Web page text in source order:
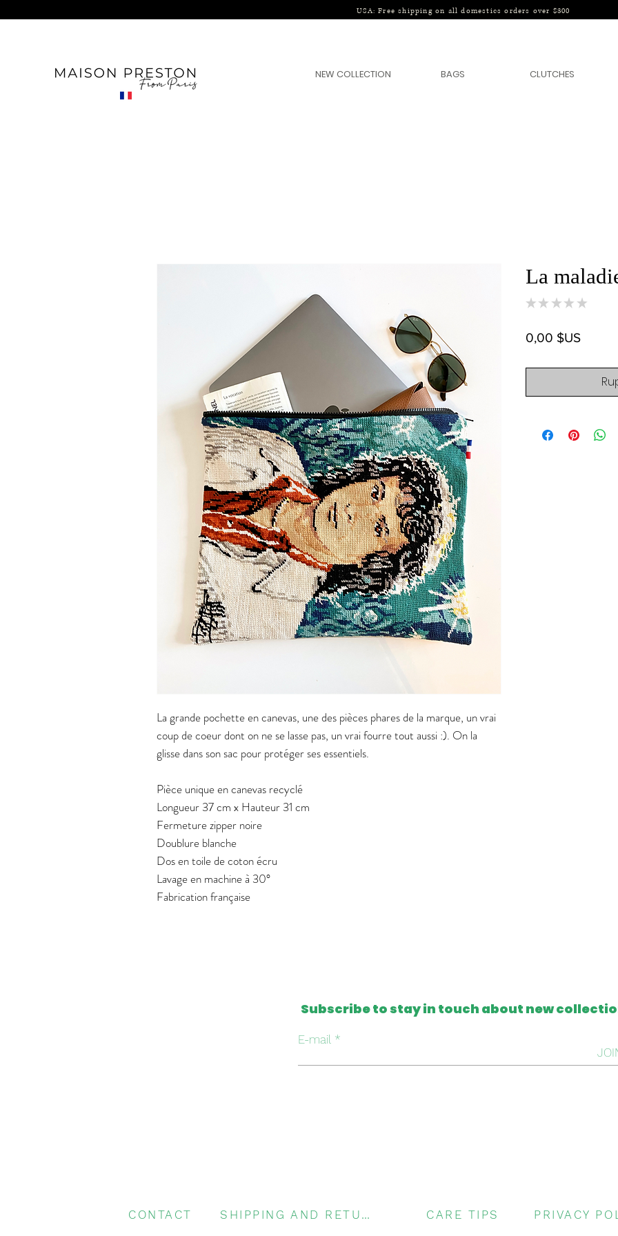
USA: Free shipping on all domestics orders over $300
NEW COLLECTION BAGS CLUTCHES
La grande pochette en canevas, une des pièces phares de la marque, un vrai
coup de coeur dont on ne se lasse pas, un vrai fourre tout aussi :). On la
glisse dans son sac pour protéger ses essentiels.
Pièce unique en canevas recyclé
Longueur 37 cm x Hauteur 31 cm
Fermeture zipper noire
Doublure blanche
Dos en toile de coton écru
Lavage en machine à 30°
Fabrication française
La
★ ★ ★ ★ ★
0,00 $USPrix
Subscribe to stay in touch about new
E-mail
CONTACT SHIPPING AND RETURNS CARE TIPS